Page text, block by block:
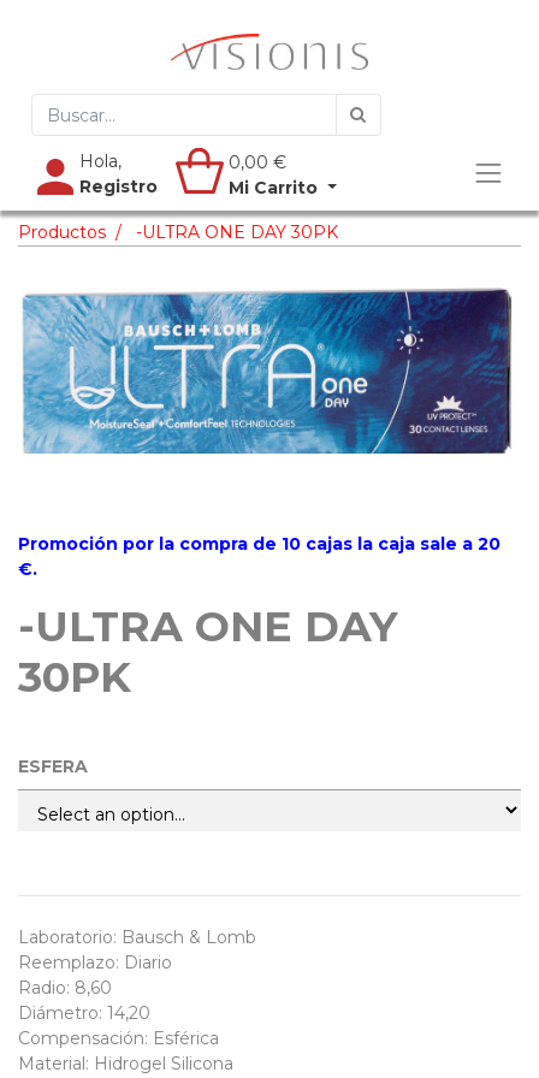
Hola,
Registro
0,00 €
Mi Carrito
Productos -ULTRA ONE DAY 30PK
Promoción por la compra de 10 cajas la caja sale a 20
€.
-ULTRA ONE DAY
30PK
ESFERA
Laboratorio: Bausch & Lomb
Reemplazo: Diario
Radio: 8,60
Diámetro: 14,20
Compensación: Esférica
Material : Hidrogel Silicona